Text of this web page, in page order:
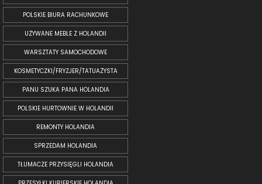
POLSKIE BIURA RACHUNKOWE
UŻYWANE MEBLE Z HOLANDII
WARSZTATY SAMOCHODOWE
KOSMETYCZKI/FRYZJER/TATUAŻYSTA
PANU SZUKA PANA HOLANDIA
POLSKIE HURTOWNIE W HOLANDII
REMONTY HOLANDIA
SPRZEDAM HOLANDIA
TŁUMACZE PRZYSIĘGLI HOLANDIA